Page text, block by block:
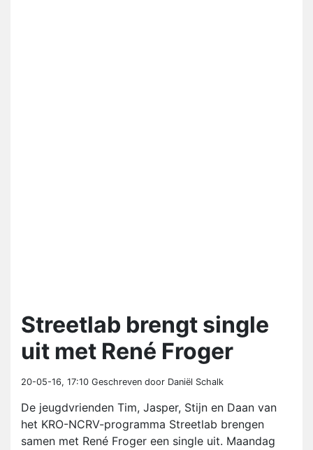
Streetlab brengt single
uit met René Froger
20-05-16, 17:10 Geschreven door Daniël Schalk
De jeugdvrienden Tim, Jasper, Stijn en Daan van
het KRO-NCRV-programma Streetlab brengen
samen met René Froger een single uit. Maandag